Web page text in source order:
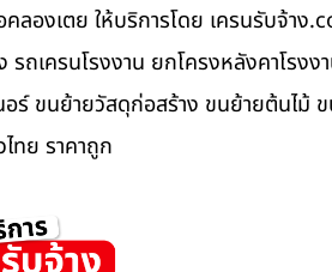
คลองเตย ให้บริการโดย เครนรับจ้า
รถเครนโรงงาน ยกโครงหลังคาโร
ร์ ขนย้ายวัสดุก่อสร้าง ขนย้ายต้นไม้
ทย ราคาถูก